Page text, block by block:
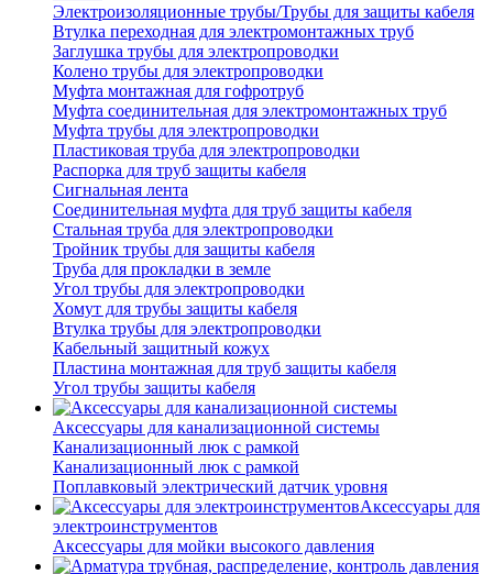
Электроизоляционные трубы/Трубы для защиты кабеля
Втулка переходная для электромонтажных труб
Заглушка трубы для электропроводки
Колено трубы для электропроводки
Муфта монтажная для гофротруб
Муфта соединительная для электромонтажных труб
Муфта трубы для электропроводки
Пластиковая труба для электропроводки
Распорка для труб защиты кабеля
Сигнальная лента
Соединительная муфта для труб защиты кабеля
Стальная труба для электропроводки
Тройник трубы для защиты кабеля
Труба для прокладки в земле
Угол трубы для электропроводки
Хомут для трубы защиты кабеля
Втулка трубы для электропроводки
Кабельный защитный кожух
Пластина монтажная для труб защиты кабеля
Угол трубы защиты кабеля
Аксессуары для канализационной системы
Канализационный люк с рамкой
Канализационный люк с рамкой
Поплавковый электрический датчик уровня
Аксессуары для
электроинструментов
Аксессуары для мойки высокого давления